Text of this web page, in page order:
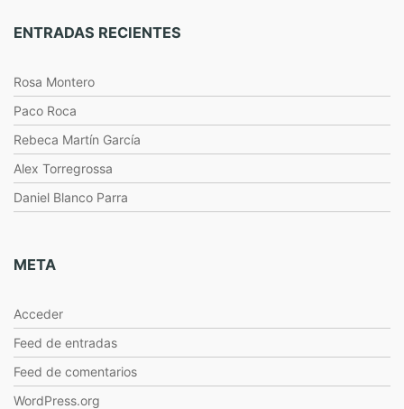
ENTRADAS RECIENTES
Rosa Montero
Paco Roca
Rebeca Martín García
Alex Torregrossa
Daniel Blanco Parra
META
Acceder
Feed de entradas
Feed de comentarios
WordPress.org